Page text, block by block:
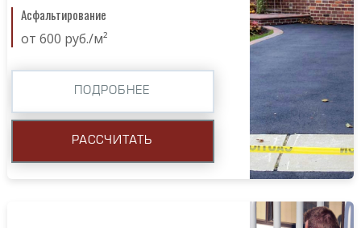
Асфальтирование
от 600 руб./м²
ПОДРОБНЕЕ
РАССЧИТАТЬ